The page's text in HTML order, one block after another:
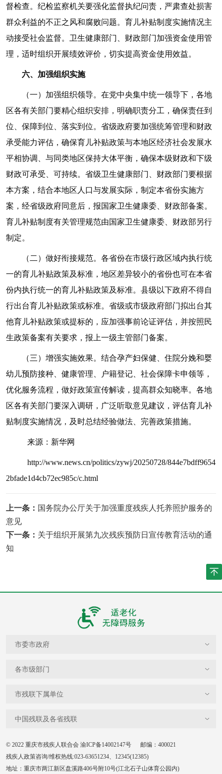
督检查。纪检监察机关要强化监督执纪问责，严肃查处损害
群众利益的不正之风和腐败问题。育儿补贴制度实施情况主
动接受社会监督。卫生健康部门、财政部门加强资金使用管
理，适时组织开展绩效评价，切实提高资金使用效益。
六、加强组织实施
（一）加强组织领导。在党中央集中统一领导下，各地
区各有关部门要精心组织安排，明确职责分工，确保责任到
位、保障到位、落实到位。省级政府要加强统筹管理和财政
承受能力评估，确保育儿补贴政策与本地区经济社会发展水
平相协调、与同类地区保持大体平衡，确保本级财政和下级
财政可承受、可持续。省级卫生健康部门、财政部门要根据
本方案，结合本地区人口与发展实际，制定本省份实施方
案，经省级政府同意后，报国家卫生健康委、财政部备案。
育儿补贴制度有关管理规范由国家卫生健康委、财政部另行
制定。
（二）做好衔接规范。各省份在市级行政区域内执行统
一的育儿补贴政策及标准，地区差异较小的省份也可在本省
份内执行统一的育儿补贴政策及标准。县级以下政府不得自
行出台育儿补贴政策或标准。省级或市级政府部门拟出台其
他育儿补贴政策或提标的，应加强事前论证评估，并按照民
生政策备案有关要求，报上一级主管部门备案。
（三）增强实施效果。结合孕产妇保健、住院分娩和婴
幼儿预防接种、健康管理、户籍登记、社会保障卡申领等，
优化服务流程，做好政策宣传解读，提高群众知晓率。各地
区各有关部门要深入调研，广泛听取意见建议，评估育儿补
贴制度实施情况，及时总结经验做法、完善政策措施。
来源：新华网
http://www.news.cn/politics/zywj/20250728/844e7bdff9654
2bfade1d4cb72ec985c/c.html
上一条： 国务院办公厅关于加强重度残疾人托养照护服务的
意见
下一条： 关于组织开展第九次残疾预防日宣传教育活动的通
知
市委市政府
各市级部门
市残联下属单位
中国残联及各省残联
© 2022 重庆市残疾人联合会 渝ICP备14002147号 邮编：400021
残疾人政策咨询/维权热线:023-63651234、12345(12385)
地址：重庆市两江新区盘溪路406号附10号(江北石子山体育公园内)